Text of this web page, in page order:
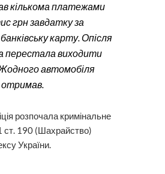
кількома платежами
грн завдатку за
карту. Опісля
перестала виходити
Жодного автомобіля
отримав.
розпочала кримінальне
ст. 190 (Шахрайство)
України.